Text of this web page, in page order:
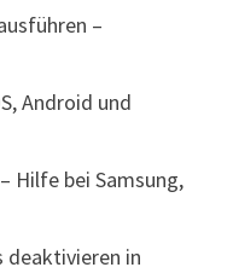
–
Android und
Hilfe bei Samsung,
deaktivieren in